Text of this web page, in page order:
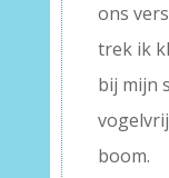
ons
trek ik
bij mijn
boom.